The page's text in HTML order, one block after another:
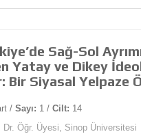
Sağ-Sol
Yatay ve Dikey
Bir Siyasal Yelpaze
/ Sayı: 1 / Cilt: 14
Dr. Öğr. Üyesi, Sinop Üniversitesi